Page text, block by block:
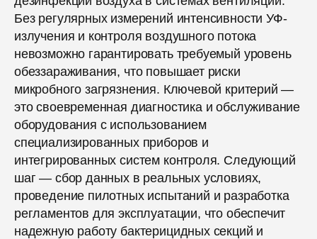
Без регулярных измерений интенсивности УФ-
излучения и контроля воздушного потока
невозможно гарантировать требуемый уровень
обеззараживания, что повышает риски
микробного загрязнения. Ключевой критерий —
это своевременная диагностика и обслуживание
оборудования с использованием
специализированных приборов и
интегрированных систем контроля. Следующий
шаг — сбор данных в реальных условиях,
проведение пилотных испытаний и разработка
регламентов для эксплуатации, что обеспечит
надежную работу бактерицидных секций и